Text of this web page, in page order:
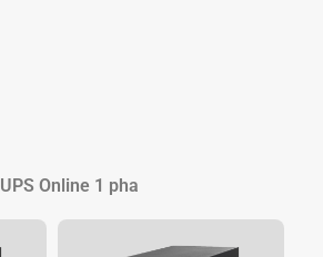
UPS Online 1 pha